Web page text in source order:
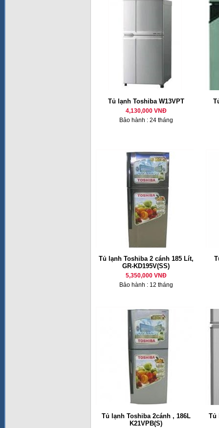
Tủ lạnh Toshiba W13VPT
4,130,000 VNĐ
Bảo hành : 24 tháng
Tủ lạnh Toshiba 2 cánh 185 Lít,
GR-KD195V(SS)
5,350,000 VNĐ
Bảo hành : 12 tháng
Tủ lạnh Toshiba 2cánh , 186L
K21VPB(S)
Tủ